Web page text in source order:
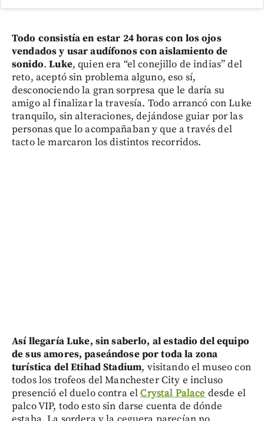
Todo consistía en estar 24 horas con los ojos
vendados y usar audífonos con aislamiento de
sonido.Luke, quien era “el conejillo de indias” del
reto, aceptó sin problema alguno, eso sí,
desconociendo la gran sorpresa que le daría su
amigo al finalizar la travesía. Todo arrancó con Luke
tranquilo, sin alteraciones, dejándose guiar por las
personas que lo acompañaban y que a través del
tacto le marcaron los distintos recorridos.
Así llegaría Luke, sin saberlo, al estadio del equipo
de sus amores, paseándose por toda la zona
turística del Etihad Stadium, visitando el museo con
todos los trofeos del Manchester City e incluso
presenció el duelo contra elCrystal Palacedesde el
palco VIP, todo esto sin darse cuenta de dónde